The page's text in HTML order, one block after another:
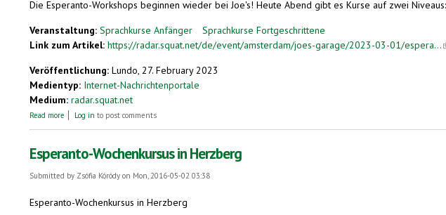
Die Esperanto-Workshops beginnen wieder bei Joe's! Heute Abend gibt es Kurse auf zwei
Veranstaltung: Sprachkurse Anfänger
Sprachkurse Fortgeschrittene
Link zum Artikel: https://radar.squat.net/de/event/amsterdam/joes-garage/2023-03-01/espera...
Veröffentlichung: Lundo, 27. February 2023
Medientyp: Internet-Nachrichtenportale
Medium: radar.squat.net
Read more about Esperanto-Atelieroj: kursovespero 5
Log in to post comments
Esperanto-Wochenkursus in Herzberg
Submitted by Zsófia Kóródy on Mon, 2016-05-02 03:38
Esperanto-Wochenkursus in Herzberg